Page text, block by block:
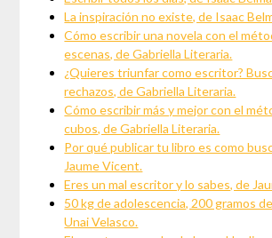
La inspiración no existe, de Isaac
Cómo escribir una novela con el
escenas, de Gabriella Literaria.
¿Quieres triunfar como escritor?
rechazos, de Gabriella Literaria.
Cómo escribir más y mejor con el
cubos, de Gabriella Literaria.
Por qué publicar tu libro es como
Jaume Vicent.
Eres un mal escritor y lo sabes, de
50 kg de adolescencia, 200 gramos
Unai Velasco.